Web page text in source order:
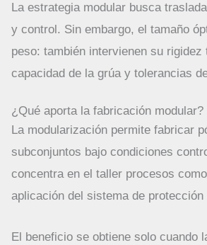
La estrategia modular busca
y control. Sin embargo, el tamaño
peso: también intervienen su
capacidad de la grúa y tolerancias
¿Qué aporta la fabricación modular?
La modularización permite fabricar
subconjuntos bajo condiciones
concentra en el taller procesos
aplicación del sistema de protección
El beneficio se obtiene solo cuando